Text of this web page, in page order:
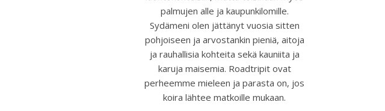
palmujen alle ja kaupunkilomille.
Sydämeni olen jättänyt vuosia sitten
pohjoiseen ja arvostankin pieniä, aitoja
ja rauhallisia kohteita sekä kauniita ja
karuja maisemia. Roadtripit ovat
perheemme mieleen ja parasta on, jos
koira lähtee matkoille mukaan.